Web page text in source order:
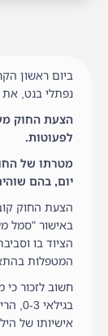
נפתלי בנט, את
הצעת החוק
לפעוטות.
מטרתו של
יום, בהם שוהים
הצעת החוק
באישור "סמל
הציוד בו
המטפלות
חשוב לזכור כי
אישיותו של